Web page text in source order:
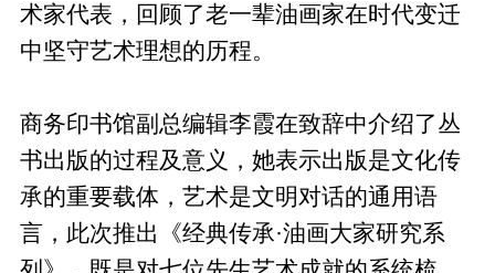
术家代表，回顾了老一辈油画家在时代变迁
中坚守艺术理想的历程。
商务印书馆副总编辑李霞在致辞中介绍了丛
书出版的过程及意义，她表示出版是文化传
承的重要载体，艺术是文明对话的通用语
言，此次推出《经典传承·油画大家研究系